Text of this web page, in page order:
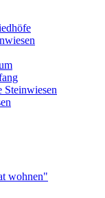
Steinwiesen
wohnen"